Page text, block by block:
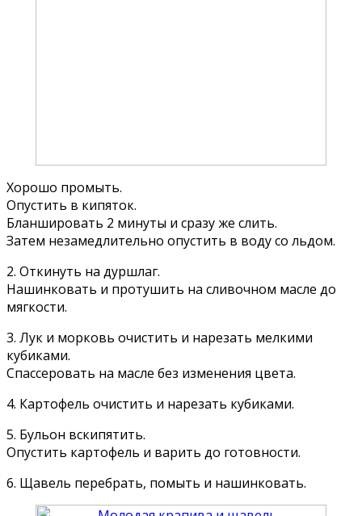
Хорошо промыть.
Опустить в кипяток.
Бланшировать 2 минуты и сразу же слить.
Затем незамедлительно опустить в воду со льдом.
2. Откинуть на дуршлаг.
Нашинковать и протушить на сливочном масле до
мягкости.
3. Лук и морковь очистить и нарезать мелкими
кубиками.
Спассеровать на масле без изменения цвета.
4. Картофель очистить и нарезать кубиками.
5. Бульон вскипятить.
Опустить картофель и варить до готовности.
6. Щавель перебрать, помыть и нашинковать.